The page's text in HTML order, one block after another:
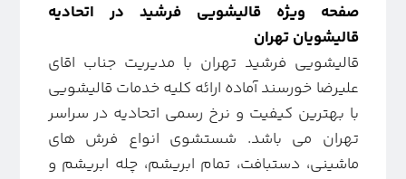
صفحه ویژه قالیشویی فرشید در اتحادیه
قالیشویان تهران
قالیشویی فرشید تهران با مدیریت جناب اقای
علیرضا خورسند آماده ارائه کلیه خدمات قالیشویی
با بهترین کیفیت و نرخ رسمی اتحادیه در سراسر
تهران می باشد. شستشوی انواع فرش های
ماشینی، دستبافت، تمام ابریشم، چله ابریشم و